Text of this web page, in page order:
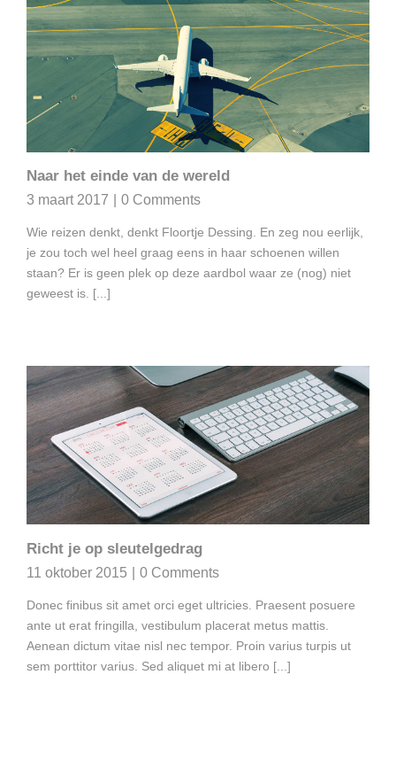
Naar het einde van de wereld
3 maart 2017 0 Comments
Wie reizen denkt, denkt Floortje Dessing. En zeg nou eerlijk,
je zou toch wel heel graag eens in haar schoenen willen
staan? Er is geen plek op deze aardbol waar ze (nog) niet
geweest is. [...]
Richt je op sleutelgedrag
11 oktober 2015 0 Comments
Donec finibus sit amet orci eget ultricies. Praesent posuere
ante ut erat fringilla, vestibulum placerat metus mattis.
Aenean dictum vitae nisl nec tempor. Proin varius turpis ut
sem porttitor varius. Sed aliquet mi at libero [...]